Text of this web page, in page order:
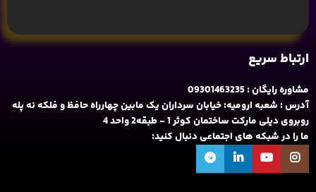
ارتباط سریع
مشاوره رایگان : 09301463235
آدرس : شعبه ارومیه: خیابان سرداران یک مابین چهارراه حافظ و فلکه نه پله
روبروی دیلی مارکت ساختمان کوثر 1 - طبقه2 واحد 4
ما را در شبکه های اجتماعی دنبال کنید: